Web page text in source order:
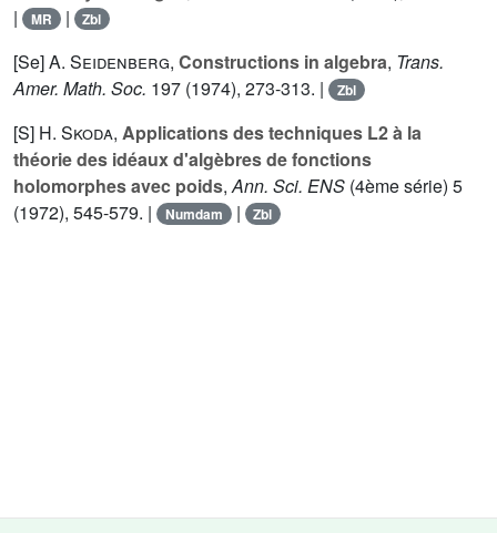
|
MR | Zbl
[Se]A. Seidenberg, Constructions in algebra, Trans.
Amer. Math. Soc. 197 (1974), 273-313. | Zbl
[S] H. Skoda, Applications des techniques L2 à la
théorie des idéaux d'algèbres de fonctions
holomorphes avec poids,Ann. Sci. ENS (4ème série) 5
(1972), 545-579. |
Numdam | Zbl